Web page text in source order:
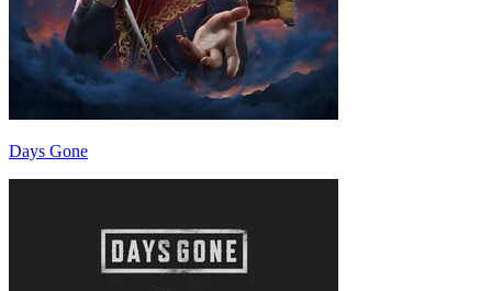
Days Gone